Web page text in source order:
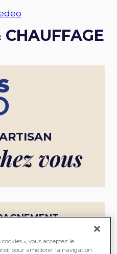
vous
», vous acceptez le
pour améliorer la navigation